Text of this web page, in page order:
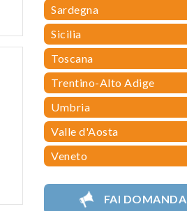
Sardegna
Sicilia
Toscana
Trentino-Alto Adige
Umbria
Valle d'Aosta
Veneto
FAI DOMANDA